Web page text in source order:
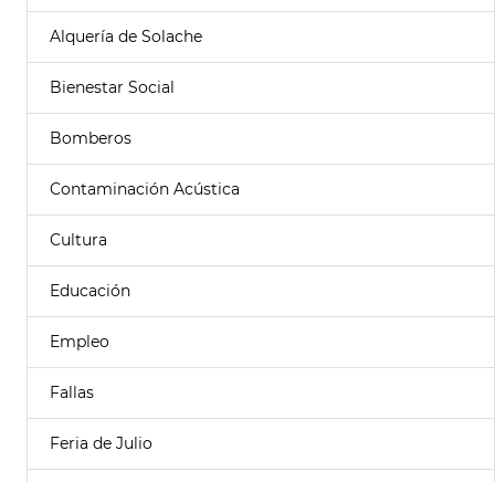
Alquería de Solache
Bienestar Social
Bomberos
Contaminación Acústica
Cultura
Educación
Empleo
Fallas
Feria de Julio